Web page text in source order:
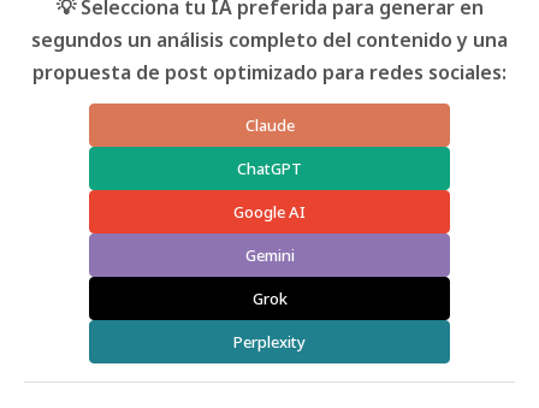
💡 Selecciona tu IA preferida para generar en
segundos un análisis completo del contenido y una
propuesta de post optimizado para redes sociales:
Claude
ChatGPT
Google AI
Gemini
Grok
Perplexity